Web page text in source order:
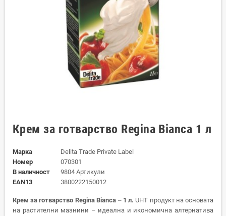
Крем за готварство Regina Bianca 1 л
Марка
Delita Trade Private Label
Номер
070301
В наличност
9804 Артикули
EAN13
3800222150012
Крем за готварство Regina Bianca – 1 л. UHT продукт на основата
на растителни мазнини – идеална и икономична алтернатива